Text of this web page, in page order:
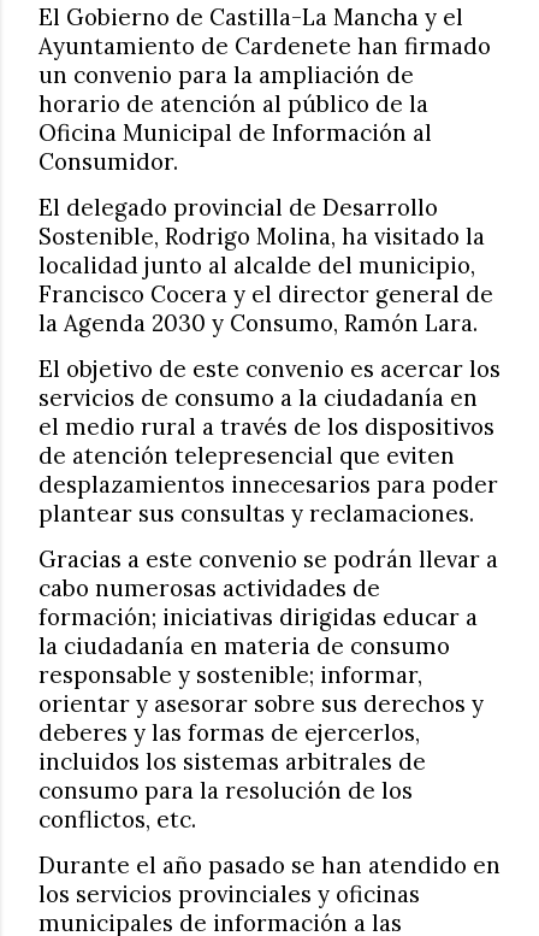
El Gobierno de Castilla-La Mancha y el
Ayuntamiento de Cardenete han firmado
un convenio para la ampliación de
horario de atención al público de la
Oficina Municipal de Información al
Consumidor.
El delegado provincial de Desarrollo
Sostenible, Rodrigo Molina, ha visitado la
localidad junto al alcalde del municipio,
Francisco Cocera y el director general de
la Agenda 2030 y Consumo, Ramón Lara.
El objetivo de este convenio es acercar los
servicios de consumo a la ciudadanía en
el medio rural a través de los dispositivos
de atención telepresencial que eviten
desplazamientos innecesarios para poder
plantear sus consultas y reclamaciones.
Gracias a este convenio se podrán llevar a
cabo numerosas actividades de
formación; iniciativas dirigidas educar a
la ciudadanía en materia de consumo
responsable y sostenible; informar,
orientar y asesorar sobre sus derechos y
deberes y las formas de ejercerlos,
incluidos los sistemas arbitrales de
consumo para la resolución de los
conflictos, etc.
Durante el año pasado se han atendido en
los servicios provinciales y oficinas
municipales de información a las